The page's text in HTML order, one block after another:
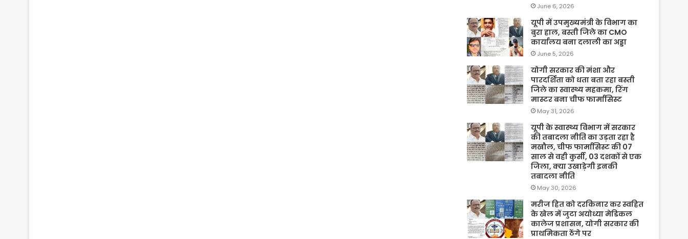
June 6, 2026
यूपी में उपमुख्यमंत्री के विभाग का
बुरा हाल, बस्ती जिले का CMO
कार्यालय बना दलाली का अड्डा
June 5, 2026
योगी सरकार की मंशा और
पारदर्शिता को धता बता रहा बस्ती
जिले का स्वास्थ्य महकमा, रिंग
मास्टर बना चीफ फार्मासिस्ट
May 31, 2026
यूपी के स्वास्थ्य विभाग में सरकार
की तबादला नीति का उड़ता रहा है
मखौल, चीफ फार्मासिस्ट की 07
साल से वही कुर्सी, 03 दशकों से एक
जिला, क्या उखाड़ेगी इनकी
तबादला नीति
May 30, 2026
मरीज हित को दरकिनार कर स्वहित
के खेल में जुटा अयोध्या मेडिकल
कालेज प्रशासन, योगी सरकार की
प्राथमिकता ठेंगे पर